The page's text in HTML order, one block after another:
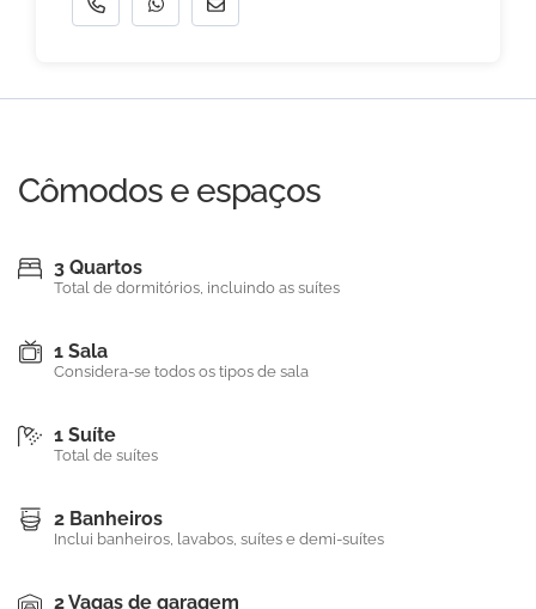
Cômodos e espaços
3 Quartos
Total de dormitórios, incluindo as suítes
1 Sala
Considera-se todos os tipos de sala
1 Suíte
Total de suítes
2 Banheiros
Inclui banheiros, lavabos, suítes e demi-suítes
2 Vagas de garagem